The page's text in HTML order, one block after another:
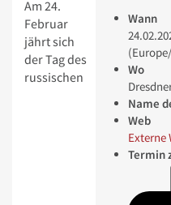
Wann
Wo
Name
Web
Externe
Termin
Am 24.
Februar
jährt sich
der Tag des
russischen